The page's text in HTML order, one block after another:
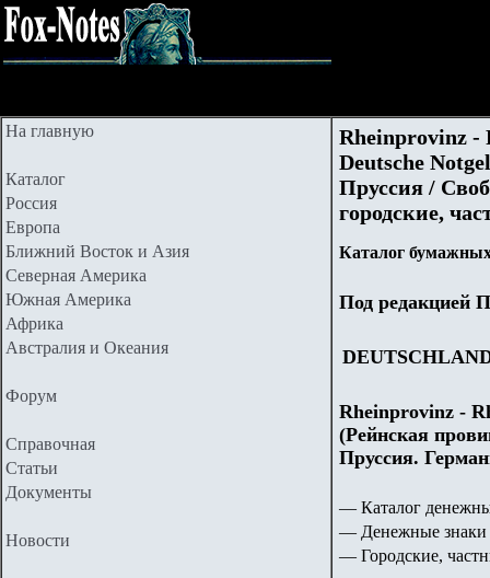
На главную
Каталог
Россия
Европа
Ближний Восток и Азия
Северная Америка
Южная Америка
Африка
Австралия и Океания
Форум
Справочная
Статьи
Документы
Новости
Rheinprovinz -
Deutsche
Пруссия /
городские,
Каталог
Под редакцией
Rheinprovinz -
(Рейнская
Пруссия.
— Каталог
— Денежные знаки
— Городские,